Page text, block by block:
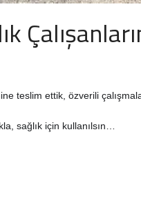
teslim ettik, özverili
sağlık için kullanılsın…